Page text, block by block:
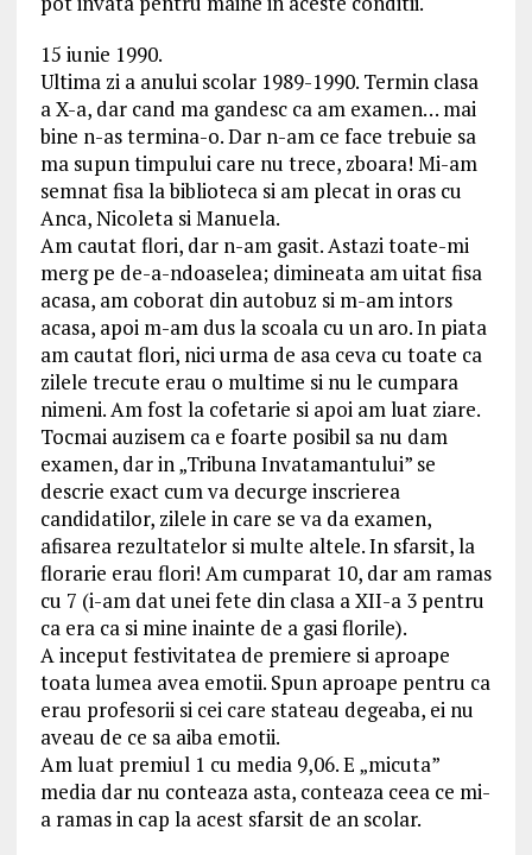
15 iunie 1990.
Ultima zi a anului scolar 1989-1990. Termin clasa
a X-a, dar cand ma gandesc ca am examen… mai
bine n-as termina-o. Dar n-am ce face trebuie sa
ma supun timpului care nu trece, zboara! Mi-am
semnat fisa la biblioteca si am plecat in oras cu
Anca, Nicoleta si Manuela.
Am cautat flori, dar n-am gasit. Astazi toate-mi
merg pe de-a-ndoaselea; dimineata am uitat fisa
acasa, am coborat din autobuz si m-am intors
acasa, apoi m-am dus la scoala cu un aro. In piata
am cautat flori, nici urma de asa ceva cu toate ca
zilele trecute erau o multime si nu le cumpara
nimeni. Am fost la cofetarie si apoi am luat ziare.
Tocmai auzisem ca e foarte posibil sa nu dam
examen, dar in „Tribuna Invatamantului” se
descrie exact cum va decurge inscrierea
candidatilor, zilele in care se va da examen,
afisarea rezultatelor si multe altele. In sfarsit, la
florarie erau flori! Am cumparat 10, dar am ramas
cu 7 (i-am dat unei fete din clasa a XII-a 3 pentru
ca era ca si mine inainte de a gasi florile).
A inceput festivitatea de premiere si aproape
toata lumea avea emotii. Spun aproape pentru ca
erau profesorii si cei care stateau degeaba, ei nu
aveau de ce sa aiba emotii.
Am luat premiul 1 cu media 9,06. E „micuta”
media dar nu conteaza asta, conteaza ceea ce mi-
a ramas in cap la acest sfarsit de an scolar.